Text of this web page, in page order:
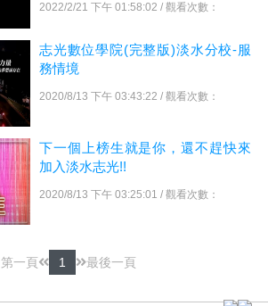
2022/2/21 下午 01:58:02 / 觀看次數：
志光數位學院(完整版)淡水分校-服
務情境
2020/8/13 下午 03:43:22 / 觀看次數：
下一個上榜生就是你，還不趕快來
加入淡水志光!!
2020/8/13 下午 03:25:01 / 觀看次數：
第一頁 1 最後一頁